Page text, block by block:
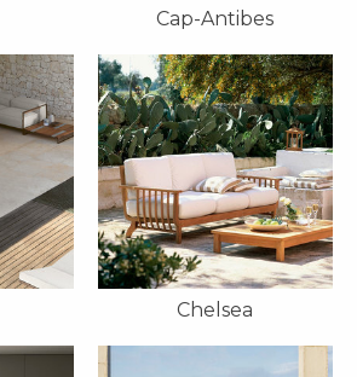
Cap-Antibes
Chelsea